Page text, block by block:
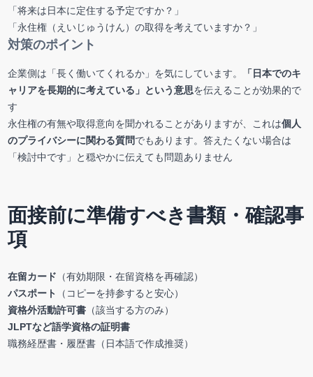
「将来は日本に定住する予定ですか？」
「永住権（えいじゅうけん）の取得を考えていますか？」
対策のポイント
企業側は「長く働いてくれるか」を気にしています。
「日本でのキ
ャリアを長期的に考えている」という意思を伝えることが効果的で
す
永住権の有無や取得意向を聞かれることがありますが、これは個人
のプライバシーに関わる質問でもあります。答えたくない場合は
「検討中です」と穏やかに伝えても問題ありません
面接前に準備すべき書類・確認事
項
在留カード （有効期限・在留資格を再確認）
パスポート
（コピーを持参すると安心）
資格外活動許可書（該当する方のみ）
JLPTなど語学資格の証明書
職務経歴書・履歴書（日本語で作成推奨）